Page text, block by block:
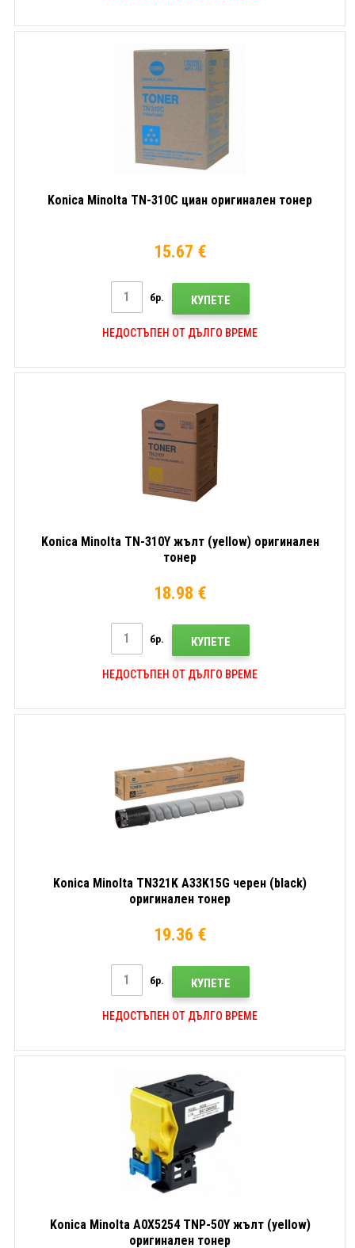
Konica Minolta TN-310C циан оригинален тонер
15.67 €
бр. КУПЕТЕ
НЕДОСТЪПЕН ОТ ДЪЛГО ВРЕМЕ
Konica Minolta TN-310Y жълт (yellow) оригинален
тонер
18.98 €
бр. КУПЕТЕ
НЕДОСТЪПЕН ОТ ДЪЛГО ВРЕМЕ
Konica Minolta TN321K A33K15G черен (black)
оригинален тонер
19.36 €
бр. КУПЕТЕ
НЕДОСТЪПЕН ОТ ДЪЛГО ВРЕМЕ
Konica Minolta A0X5254 TNP-50Y жълт (yellow)
оригинален тонер